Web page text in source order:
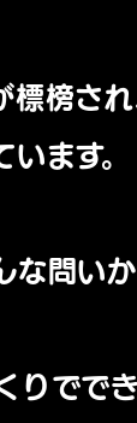
標榜さ
ます。
問いか
りでで